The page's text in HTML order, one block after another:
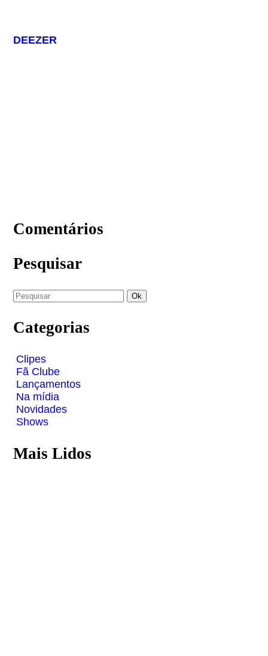
DEEZER
Comentários
Pesquisar
Categorias
Clipes
Fã Clube
Lançamentos
Na mídia
Novidades
Shows
Mais Lidos